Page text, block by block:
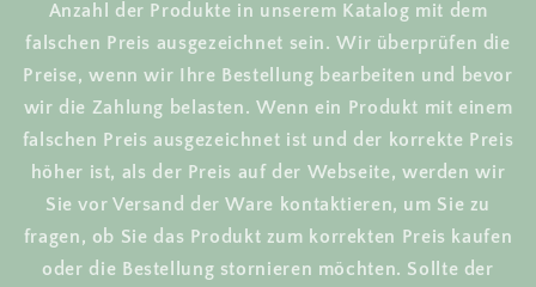
Anzahl der Produkte in unserem Katalog mit dem
falschen Preis ausgezeichnet sein. Wir überprüfen die
Preise, wenn wir Ihre Bestellung bearbeiten und bevor
wir die Zahlung belasten. Wenn ein Produkt mit einem
falschen Preis ausgezeichnet ist und der korrekte Preis
höher ist, als der Preis auf der Webseite, werden wir
Sie vor Versand der Ware kontaktieren, um Sie zu
fragen, ob Sie das Produkt zum korrekten Preis kaufen
oder die Bestellung stornieren möchten. Sollte der